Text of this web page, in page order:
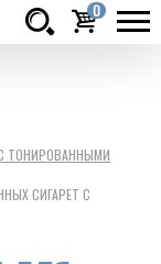
0
руб.
ТОНИРОВАННЫМИ
СИГАРЕТ С